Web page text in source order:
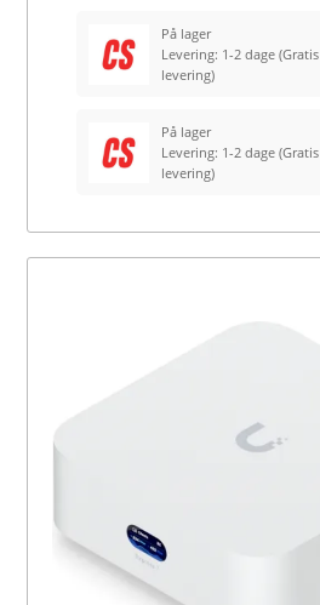
På lager
Levering: 1-2 dage(Gratis
levering)
På lager
Levering: 1-2 dage(Gratis
levering)